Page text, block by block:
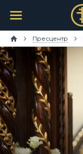
Пресцентр